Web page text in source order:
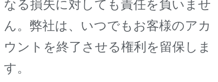
なる損失に対しても責任を負いませ
ん。弊社は、いつでもお客様のアカ
ウントを終了させる権利を留保しま
す。